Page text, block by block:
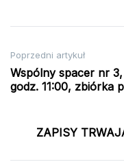
Nawigacja
wpisu
Poprzedni artykuł
Wspólny spacer nr
godz. 11:00, zbiórka
ZAPISY